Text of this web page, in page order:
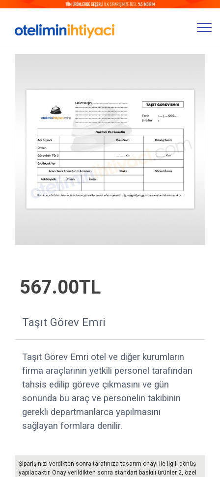
Taşıt Görev Emri
Taşıt Görev Emri otel ve diğer kurumların
firma araçlarının yetkili personel tarafından
tahsis edilip göreve çıkmasını ve gün
sonunda bu araç ve personelin takibinin
gerekli departmanlarca yapılmasını
sağlayan formlara denilir.
Şiparişinizi verdikten sonra tarafınıza tasarım onayı ile ilgili dönüş
yapılacaktır. Onay verildikten sonra standart baskılı ürünler 2, özel
567.00TL